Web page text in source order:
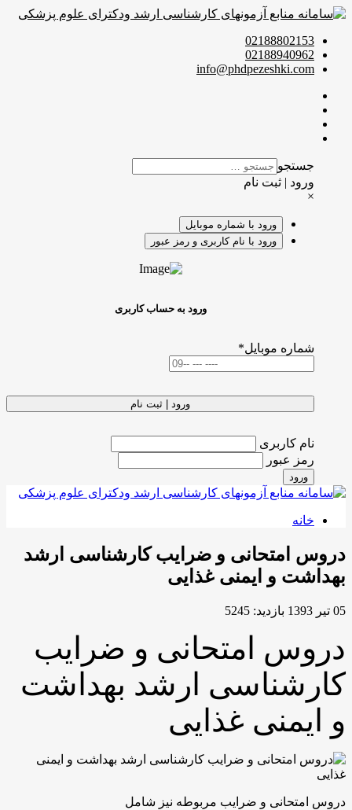
02188802153
02188940962
info@phdpezeshki.com
جستجو
ورود | ثبت نام
ورود با شماره موبایل
ورود با نام کاربری و رمز عبور
ورود به حساب کاربری
شماره موبایل *
ورود | ثبت نام
نام کاربری
رمز عبور
امتحانی و ضرایب کارشناسی ارشد
و ایمنی غذایی
بازدید: 5245
امتحانی و ضرایب
ارشد بهداشت
غذایی
و ضرایب مربوطه نیز شامل